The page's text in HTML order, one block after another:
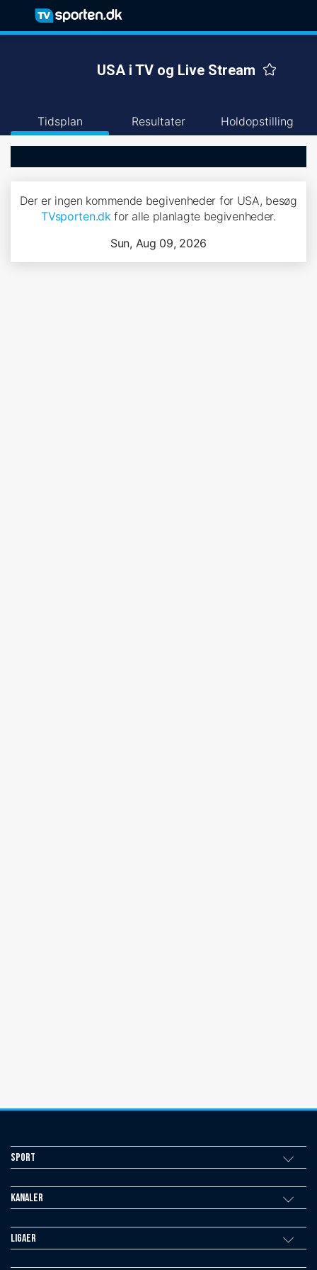
USA i TV og Live Stream
Tidsplan Resultater Holdopstilling
Der er ingen kommende begivenheder for USA, besøg
TVsporten.dkfor alle planlagte begivenheder.
Sun, Aug 09, 2026
Sport
Kanaler
Ligaer